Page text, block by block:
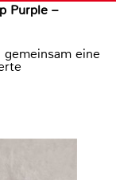
Purple –
eine